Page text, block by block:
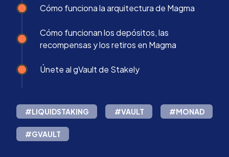
Cómo funciona la arquitectura de Magma
Cómo funcionan los depósitos, las
recompensas y los retiros en Magma
Únete al gVault de Stakely
#LIQUIDSTAKING #VAULT #MONAD
#GVAULT